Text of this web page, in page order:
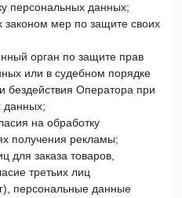
персональных данных;
мер по защите своих
орган по защите прав
или в судебном порядке
бездействия Оператора при
данных;
на обработку
получения рекламы;
для заказа товаров,
третьих лиц
персональные данные